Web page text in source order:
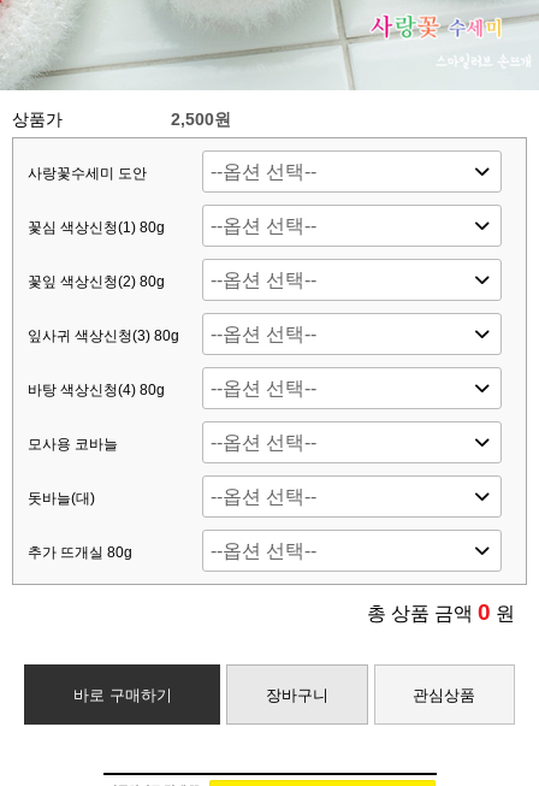
상품가 2,500원
사랑꽃수세미 도안
꽃심 색상신청(1) 80g
꽃잎 색상신청(2) 80g
잎사귀 색상신청(3) 80g
바탕 색상신청(4) 80g
모사용 코바늘
돗바늘(대)
추가 뜨개실 80g
총 상품 금액 0 원
바로 구매하기 장바구니 관심상품